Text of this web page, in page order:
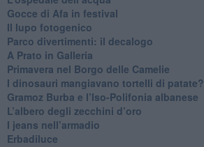
​Gocce di Afa in festival
​Il lupo fotogenico
​Parco divertimenti: il decalogo
​A Prato in Galleria
​Primavera nel Borgo delle Camelie
I dinosauri mangiavano tortelli di patate?
​Gramoz Burba e l’Iso-Polifonia albanese
L’albero degli zecchini d’oro
​I jeans nell’armadio
Erbadiluce